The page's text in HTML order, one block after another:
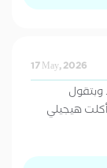
17 May, 2026
وبتقول
هيجيلي